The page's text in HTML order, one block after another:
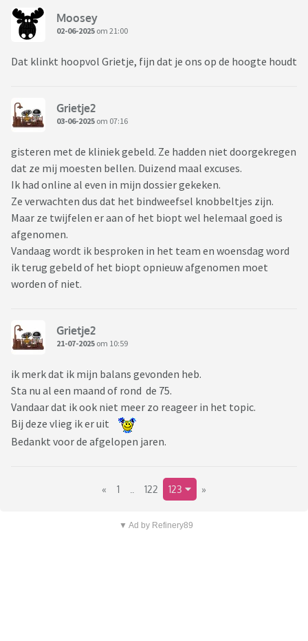
Moosey
02-06-2025 om 21:00
Dat klinkt hoopvol Grietje, fijn dat je ons op de hoogte houdt
Grietje2
03-06-2025 om 07:16
gisteren met de kliniek gebeld. Ze hadden niet doorgekregen
dat ze mij moesten bellen. Duizend maal excuses.
Ik had online al even in mijn dossier gekeken.
Ze verwachten dus dat het bindweefsel knobbeltjes zijn.
Maar ze twijfelen er aan of het biopt wel helemaal goed is
afgenomen.
Vandaag wordt ik besproken in het team en woensdag word
ik terug gebeld of het biopt opnieuw afgenomen moet
worden of niet.
Grietje2
21-07-2025 om 10:59
ik merk dat ik mijn balans gevonden heb.
Sta nu al een maand of rond de 75.
Vandaar dat ik ook niet meer zo reageer in het topic.
Bij deze vlieg ik er uit
Bedankt voor de afgelopen jaren.
« 1 122 123 »
▼ Ad by Refinery89